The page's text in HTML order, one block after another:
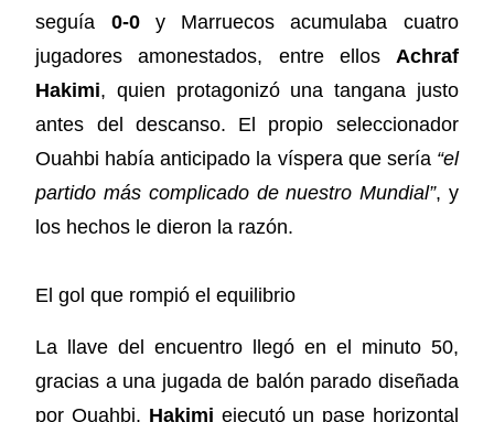
seguía 0-0y Marruecos acumulaba cuatro
jugadores amonestados, entre ellos Achraf
Hakimi, quien protagonizó una tangana justo
antes del descanso. El propio seleccionador
Ouahbi había anticipado la víspera que sería “el
partido más complicado de nuestro Mundial”, y
los hechos le dieron la razón.
El gol que rompió el equilibrio
La llave del encuentro llegó en el minuto 50,
gracias a una jugada de balón parado diseñada
por Ouahbi. Hakimi ejecutó un pase horizontal